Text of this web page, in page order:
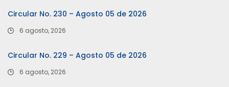
Circular No. 230 – Agosto 05 de 2026
6 agosto, 2026
Circular No. 229 – Agosto 05 de 2026
6 agosto, 2026